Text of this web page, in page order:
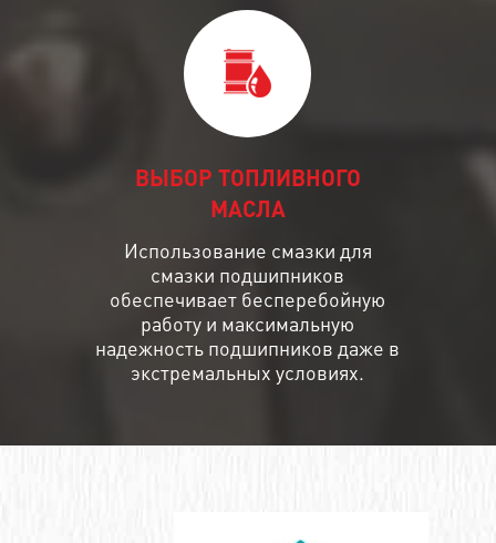
ВЫБОР ТОПЛИВНОГО
МАСЛА
Использование смазки для
смазки подшипников
обеспечивает бесперебойную
работу и максимальную
надежность подшипников даже в
экстремальных условиях.